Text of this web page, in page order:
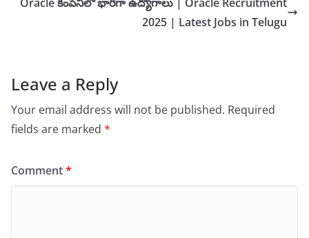
2025 | Latest Jobs in Telugu
Leave a Reply
Your email address will not be published. Required
fields are marked *
Comment*